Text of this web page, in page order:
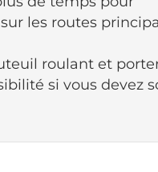
les routes
roulant et
si vous devez